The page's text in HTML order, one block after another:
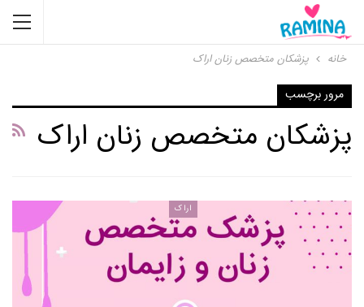
خانه پزشکان متخصص زنان اراک
مرور برچسب
پزشکان متخصص زنان اراک
اراک